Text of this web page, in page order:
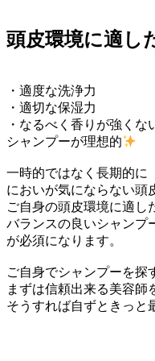
頭皮環境に適し
・適度な洗浄力
・適切な保湿力
・なるべく香りが強くな
シャンプーが理想的
一時的ではなく長期的に
においが気にならない頭
ご自身の頭皮環境に適し
バランスの良いシャンプ
が必須になります。
ご自身でシャンプーを探
まずは信頼出来る美容師
そうすれば自ずときっと